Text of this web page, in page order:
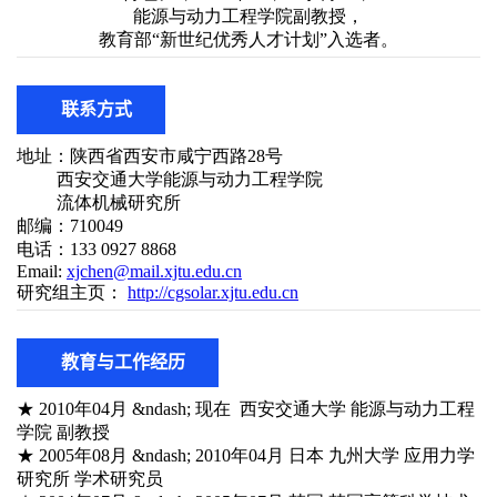
联系方式
教育与工作经历